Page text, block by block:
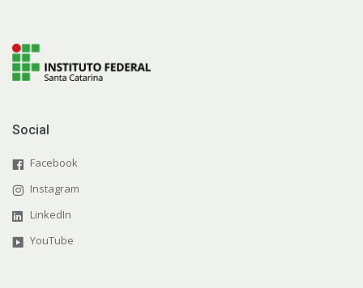
Social
Facebook
Instagram
LinkedIn
YouTube